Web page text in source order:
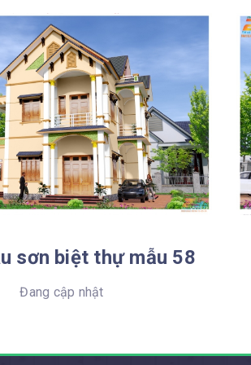
sơn biệt thự mẫu 58
Đang cập nhật